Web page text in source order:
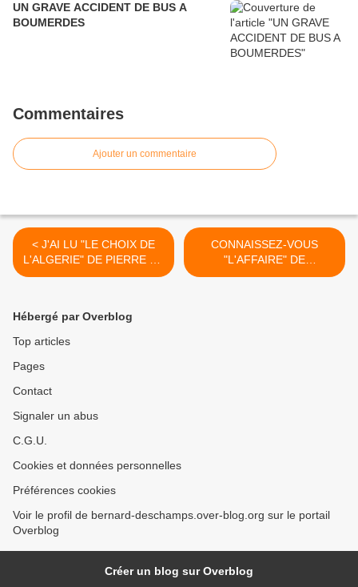
UN GRAVE ACCIDENT DE BUS A
BOUMERDES
Commentaires
Ajouter un commentaire
< J'AI LU "LE CHOIX DE
L'ALGERIE" DE PIERRE ET
CLAUDINE CHAULET
CONNAISSEZ-VOUS
"L'AFFAIRE" DE
MARGUERITTE ? >
Hébergé par Overblog
Top articles
Pages
Contact
Signaler un abus
C.G.U.
Cookies et données personnelles
Préférences cookies
Voir le profil de bernard-deschamps.over-blog.org sur le portail
Overblog
Créer un blog sur Overblog